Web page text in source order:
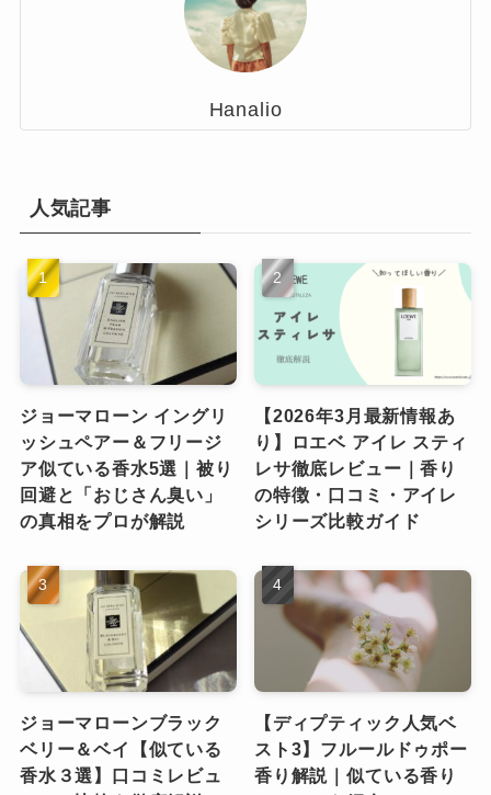
Hanalio
人気記事
ジョーマローン イングリ
ッシュペアー＆フリージ
ア似ている香水5選｜被り
回避と「おじさん臭い」
の真相をプロが解説
【2026年3月最新情報あ
り】ロエベ アイレ スティ
レサ徹底レビュー｜香り
の特徴・口コミ・アイレ
シリーズ比較ガイド
ジョーマローンブラック
ベリー＆ベイ【似ている
香水３選】口コミレビュ
【ディプティック人気ベ
スト3】フルールドゥポー
香り解説｜似ている香り